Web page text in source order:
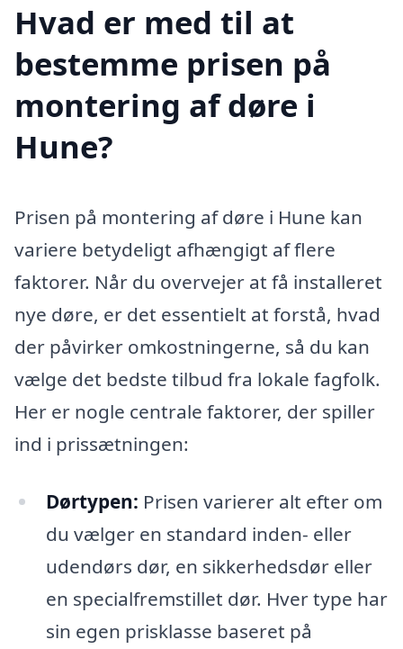
Hvad er med til at
bestemme prisen på
montering af døre i
Hune?
Prisen på montering af døre i Hune kan
variere betydeligt afhængigt af flere
faktorer. Når du overvejer at få installeret
nye døre, er det essentielt at forstå, hvad
der påvirker omkostningerne, så du kan
vælge det bedste tilbud fra lokale fagfolk.
Her er nogle centrale faktorer, der spiller
ind i prissætningen:
Dørtypen: Prisen varierer alt efter om
du vælger en standard inden- eller
udendørs dør, en sikkerhedsdør eller
en specialfremstillet dør. Hver type har
sin egen prisklasse baseret på